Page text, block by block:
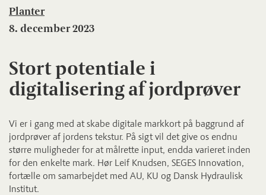
Planter
8. december 2023
Stort potentiale i
digitalisering af jordprøver
Vi er i gang med at skabe digitale markkort på baggrund af
jordprøver af jordens tekstur. På sigt vil det give os endnu
større muligheder for at målrette input, endda varieret inden
for den enkelte mark. Hør Leif Knudsen, SEGES Innovation,
fortælle om samarbejdet med AU, KU og Dansk Hydraulisk
Institut.